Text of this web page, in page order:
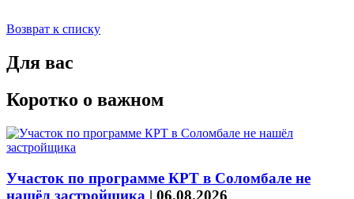
Возврат к списку
Для вас
Коротко о важном
Участок по программе КРТ в Соломбале не
нашёл застройщика | 06.08.2026